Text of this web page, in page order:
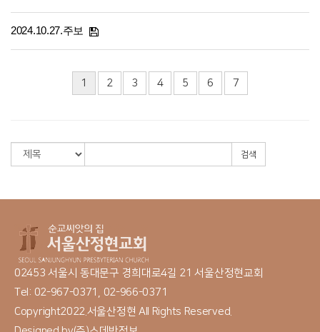
2024.10.27.주보
1 2 3 4 5 6 7
검색
02453 서울시 동대문구 경희대로4길 21 서울산정현교회
Tel: 02-967-0371, 02-966-0371
Copyright2022.서울산정현 All Rights Reserved.